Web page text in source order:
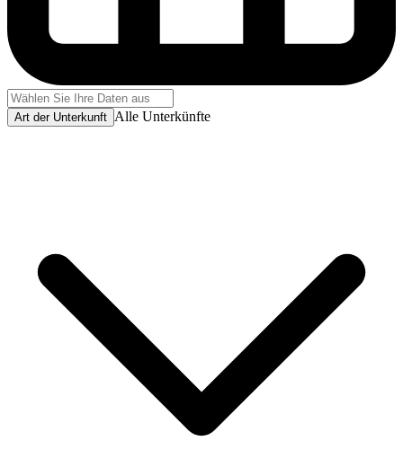
Art der Unterkunft Alle Unterkünfte